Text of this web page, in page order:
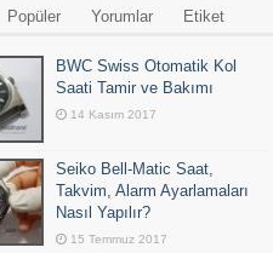
Popüler Yorumlar Etiket
BWC Swiss Otomatik Kol
Saati Tamir ve Bakımı
14 Kasım 2017
Seiko Bell-Matic Saat,
Takvim, Alarm Ayarlamaları
Nasıl Yapılır?
15 Temmuz 2017